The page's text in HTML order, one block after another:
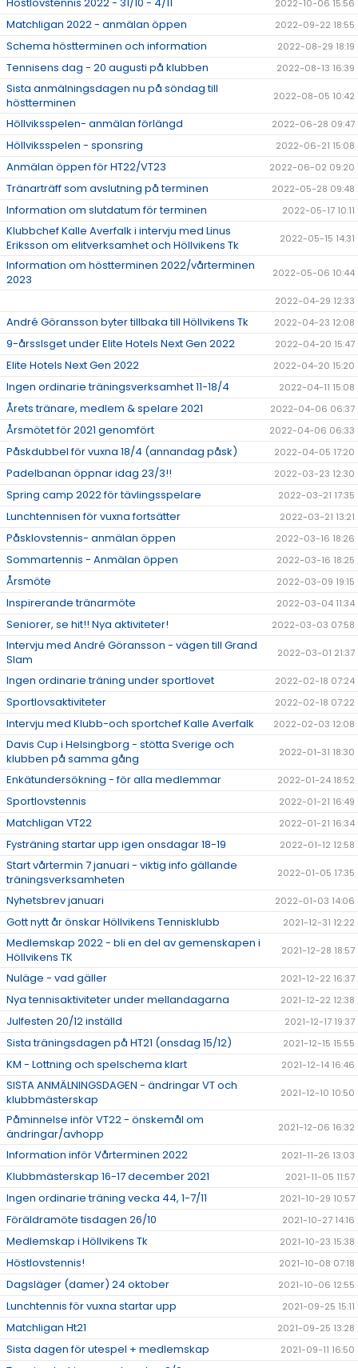
2022-10-06 15:56
Matchligan 2022 - anmälan öppen 2022-09-22 18:55
Schema höstterminen och information 2022-08-29 18:19
Tennisens dag - 20 augusti på klubben 2022-08-13 16:39
Sista anmälningsdagen nu på söndag till
höstterminen
2022-08-05 10:42
Höllviksspelen- anmälan förlängd 2022-06-28 09:47
Höllviksspelen - sponsring 2022-06-21 15:08
Anmälan öppen för HT22/VT23 2022-06-02 09:20
Tränarträff som avslutning på terminen 2022-05-28 09:48
Information om slutdatum för terminen 2022-05-17 10:11
Klubbchef Kalle Averfalk i intervju med Linus
Eriksson om elitverksamhet och Höllvikens Tk
2022-05-15 14:31
Information om höstterminen 2022/vårterminen
2023
2022-05-06 10:44
2022-04-29 12:33
André Göransson byter tillbaka till Höllvikens Tk 2022-04-23 12:08
9-årsslsget under Elite Hotels Next Gen 2022 2022-04-20 15:47
Elite Hotels Next Gen 2022 2022-04-20 15:20
Ingen ordinarie träningsverksamhet 11-18/4 2022-04-11 15:08
Årets tränare, medlem & spelare 2021 2022-04-06 06:37
Årsmötet för 2021 genomfört 2022-04-06 06:33
Påskdubbel för vuxna 18/4 (annandag påsk) 2022-04-05 17:20
Padelbanan öppnar idag 23/3!! 2022-03-23 12:30
Spring camp 2022 för tävlingsspelare 2022-03-21 17:35
Lunchtennisen för vuxna fortsätter 2022-03-21 13:21
Påsklovstennis- anmälan öppen 2022-03-16 18:26
Sommartennis - Anmälan öppen 2022-03-16 18:25
Årsmöte 2022-03-09 19:15
Inspirerande tränarmöte 2022-03-04 11:34
Seniorer, se hit!! Nya aktiviteter! 2022-03-03 07:58
Intervju med André Göransson - vägen till Grand
Slam
2022-03-01 21:37
Ingen ordinarie träning under sportlovet 2022-02-18 07:24
Sportlovsaktiviteter 2022-02-18 07:22
Intervju med Klubb-och sportchef Kalle Averfalk 2022-02-03 12:08
Davis Cup i Helsingborg - stötta Sverige och
klubben på samma gång
2022-01-31 18:30
Enkätundersökning - för alla medlemmar 2022-01-24 18:52
Sportlovstennis 2022-01-21 16:49
Matchligan VT22 2022-01-21 16:34
Fysträning startar upp igen onsdagar 18-19 2022-01-12 12:58
Start vårtermin 7 januari - viktig info gällande
träningsverksamheten
2022-01-05 17:35
Nyhetsbrev januari 2022-01-03 14:06
Gott nytt år önskar Höllvikens Tennisklubb 2021-12-31 12:22
Medlemskap 2022 - bli en del av gemenskapen i
Höllvikens TK
2021-12-28 18:57
Nuläge - vad gäller 2021-12-22 16:37
Nya tennisaktiviteter under mellandagarna 2021-12-22 12:38
Julfesten 20/12 inställd 2021-12-17 19:37
Sista träningsdagen på HT21 (onsdag 15/12) 2021-12-15 15:55
KM - Lottning och spelschema klart 2021-12-14 16:46
SISTA ANMÄLNINGSDAGEN - ändringar VT och
klubbmästerskap
2021-12-10 10:50
Påminnelse inför VT22 - önskemål om
ändringar/avhopp
2021-12-06 16:32
Information inför Vårterminen 2022 2021-11-26 13:03
Klubbmästerskap 16-17 december 2021 2021-11-05 11:57
Ingen ordinarie träning vecka 44, 1-7/11 2021-10-29 10:57
Föräldramöte tisdagen 26/10 2021-10-27 14:16
Medlemskap i Höllvikens Tk 2021-10-23 15:38
Höstlovstennis! 2021-10-08 07:18
Dagsläger (damer) 24 oktober 2021-10-06 12:55
Lunchtennis för vuxna startar upp 2021-09-25 15:11
Matchligan Ht21 2021-09-25 13:28
Sista dagen för utespel + medlemskap 2021-09-11 16:50